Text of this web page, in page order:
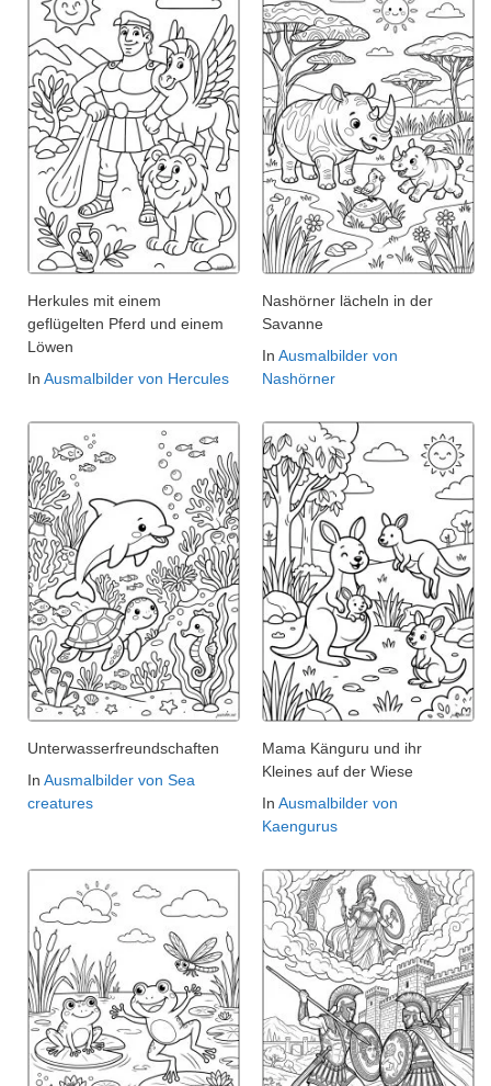
Herkules mit einem
geflügelten Pferd und einem
Löwen
In Ausmalbilder von Hercules
Nashörner lächeln in der
Savanne
In Ausmalbilder von
Nashörner
Unterwasserfreundschaften
In Ausmalbilder von Sea
creatures
Mama Känguru und ihr
Kleines auf der Wiese
In Ausmalbilder von
Kaengurus